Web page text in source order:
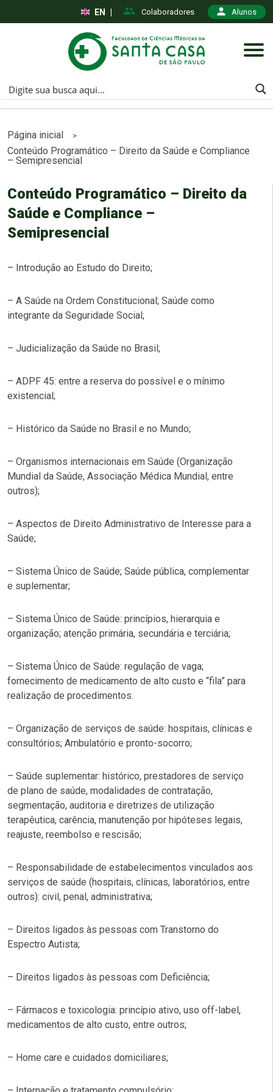
Colaboradores Alunos
EN
Página inicial >
Conteúdo Programático – Direito da Saúde e Compliance
– Semipresencial
Conteúdo Programático – Direito da
Saúde e Compliance –
Semipresencial
– Introdução ao Estudo do Direito;
– A Saúde na Ordem Constitucional; Saúde como
integrante da Seguridade Social;
– Judicialização da Saúde no Brasil;
– ADPF 45: entre a reserva do possível e o mínimo
existencial;
– Histórico da Saúde no Brasil e no Mundo;
– Organismos internacionais em Saúde (Organização
Mundial da Saúde, Associação Médica Mundial, entre
outros);
– Aspectos de Direito Administrativo de Interesse para a
Saúde;
– Sistema Único de Saúde; Saúde pública, complementar
e suplementar;
– Sistema Único de Saúde: princípios, hierarquia e
organização; atenção primária, secundária e terciária;
– Sistema Único de Saúde: regulação de vaga;
fornecimento de medicamento de alto custo e “fila” para
realização de procedimentos.
– Organização de serviços de saúde: hospitais, clínicas e
consultórios; Ambulatório e pronto-socorro;
– Saúde suplementar: histórico, prestadores de serviço
de plano de saúde, modalidades de contratação,
segmentação, auditoria e diretrizes de utilização
terapêutica, carência, manutenção por hipóteses legais,
reajuste, reembolso e rescisão;
– Responsabilidade de estabelecimentos vinculados aos
serviços de saúde (hospitais, clínicas, laboratórios, entre
outros): civil, penal, administrativa;
– Direitos ligados às pessoas com Transtorno do
Espectro Autista;
– Direitos ligados às pessoas com Deficiência;
– Fármacos e toxicologia: princípio ativo, uso off-label,
medicamentos de alto custo, entre outros;
– Home care e cuidados domiciliares;